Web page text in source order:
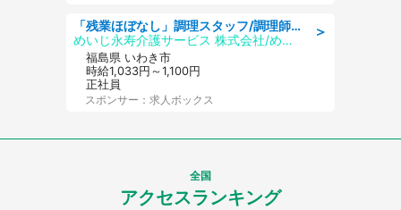
＞
「残業ほぼなし」調理スタッフ/調理師免許必須/正職員/日勤のみ/住宅型有料老人ホーム
めいじ永寿介護サービス 株式会社/めいじ永寿介護サービスセンター
福島県 いわき市
時給1,033円～1,100円
正社員
スポンサー：求人ボックス
全国
アクセスランキング